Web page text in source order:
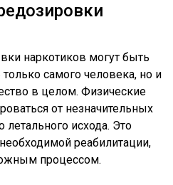
наркотиков могут быть
самого человека, но и
в целом. Физические
от незначительных
исхода. Это
реабилитации,
процессом.